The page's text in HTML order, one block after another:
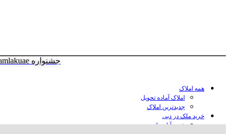
جشنواره amlakuae
همه املاک
املاک آماده تحویل
جدیدترین املاک
خرید ملک در دبی
خرید آپارتمان در دبی